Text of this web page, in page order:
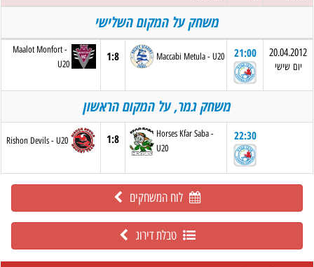
משחק על המקום השלישי
Maalot Monfort -
U20
1:8 Maccabi Metula - U20 21:00 20.04.2012
יום שישי
משחק גמר, על המקום הראשון
Rishon Devils - U20 1:8
Horses Kfar Saba -
U20
22:30
לוח המשחקים
טבלת דירוג